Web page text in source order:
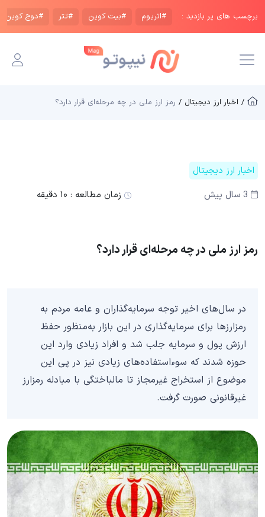
برچسب های پر بازدید : #اتریوم #بیت کوین #تتر #دوج کوین
/ اخبار ارز دیجیتال / رمز ارز ملی در چه مرحله‌ای قرار دارد؟
اخبار ارز دیجیتال
3 سال پیش
زمان مطالعه : ۱۰ دقیقه
رمز ارز ملی در چه مرحله‌ای قرار دارد؟
در سال‌های اخیر توجه سرمایه‌گذاران و عامه مردم به
رمزارزها برای سرمایه‌گذاری در این بازار به‌منظور حفظ
ارزش پول و سرمایه جلب شد و افراد زیادی وارد این
حوزه شدند که سوءاستفاده‌های زیادی نیز در پی این
موضوع از استخراج غیرمجاز تا مالباختگی با مبادله رمزارز
غیرقانونی صورت گرفت.